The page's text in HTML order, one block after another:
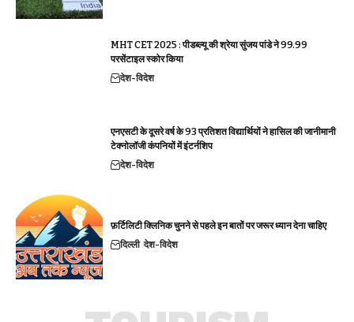
MHT CET 2025 : पीडब्ल्यू की श्रेया सुंजय पांडे ने 99.99
परसेंटाइल स्कोर किया
देश-विदेश
एनएसटी के दूसरे वर्ष के 93 प्रतिशत विद्यार्थियों ने हासिल की जानीमानी
टेक्नोलॉजी कंपनियों में इंटर्नशिप
देश-विदेश
फ़र्टिलिटी क्लिनिक चुनने से पहले इन बातों पर जरूर ध्यान देना चाहिए
दिल्ली देश-विदेश